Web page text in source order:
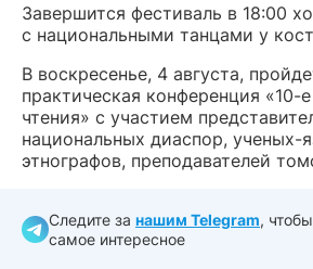
Завершится фестиваль в 18:00
с национальными танцами у
В воскресенье, 4 августа,
практическая конференция «10-
чтения» с участием
национальных диаспор, ученых-
этнографов, преподавателей
Следите за нашим Telegram,
самое интересное